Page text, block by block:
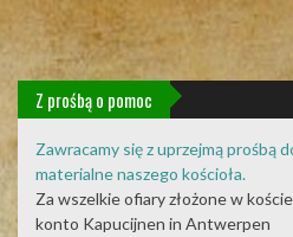
Z prośbą o pomoc
Zawracamy się z uprzejmą prośbą
materialne naszego kościoła.
Za wszelkie ofiary złożone w
konto Kapucijnen in Antwerpen